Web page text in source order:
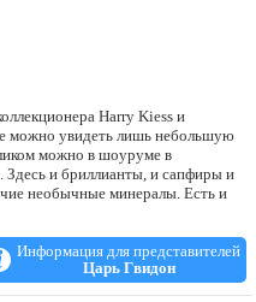
Harry Kiess и
можно увидеть лишь небольшую
можно в шоуруме в
и бриллианты, и сапфиры и
необычные минералы. Есть и
Информация для представителей
Царь Гвидон